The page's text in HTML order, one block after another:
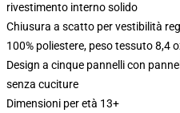
rivestimento interno solido
Chiusura a scatto per vestibilità
100% poliestere, peso tessuto 8,4
Design a cinque pannelli con
senza cuciture
Dimensioni per età 13+